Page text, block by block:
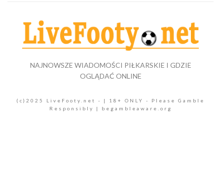
NAJNOWSZE WIADOMOŚCI PIŁKARSKIE I GDZIE
OGLĄDAĆ ONLINE
(c)2025 LiveFooty.net - | 18+ ONLY - Please Gamble
Responsibly | begambleaware.org